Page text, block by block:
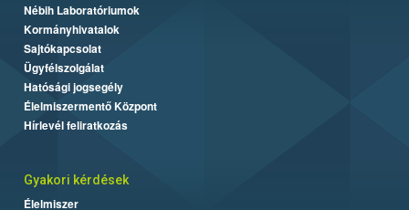
Nébih Laboratóriumok
Kormányhivatalok
Sajtókapcsolat
Ügyfélszolgálat
Hatósági jogsegély
Élelmiszermentő Központ
Hírlevél feliratkozás
Gyakori kérdések
Élelmiszer